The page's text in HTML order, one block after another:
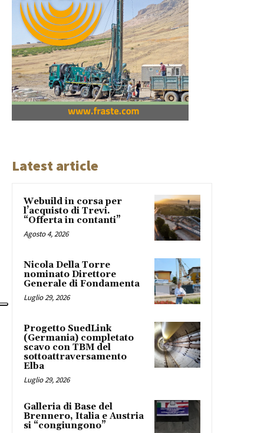
Latest article
Webuild in corsa per
l’acquisto di Trevi.
“Offerta in contanti”
Agosto 4, 2026
Nicola Della Torre
nominato Direttore
Generale di Fondamenta
Luglio 29, 2026
Progetto SuedLink
(Germania) completato
scavo con TBM del
sottoattraversamento
Elba
Luglio 29, 2026
Galleria di Base del
Brennero, Italia e Austria
si “congiungono”